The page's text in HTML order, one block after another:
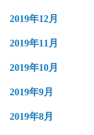
2019年12月
2019年11月
2019年10月
2019年9月
2019年8月